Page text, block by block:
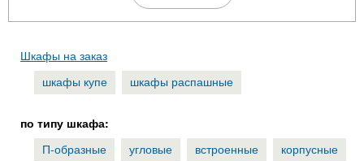
Шкафы на заказ
шкафы купе
шкафы распашные
по типу шкафа:
П-образные
угловые встроенные корпусные